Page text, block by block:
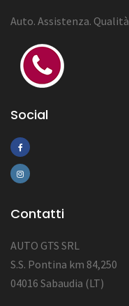
Auto. Assistenza. Qualità
Social
Contatti
AUTO GTS SRL
S.S. Pontina km 84,250
04016 Sabaudia (LT)